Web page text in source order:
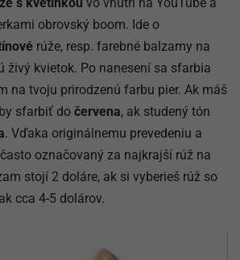
s kvetinkou vo vnútri na YouTube a
obrovský boom. Ide o
rúže, resp. farebné balzamy na
živý kvietok. Po nanesení sa sfarbia
na tvoju prirodzenú farbu pier. Ak máš
sfarbiť do červena, ak studený tón
. Vďaka originálnemu prevedeniu a
označovaný za najkrajší rúž na
stojí 2 doláre, ak si vyberieš rúž so
cca 4-5 dolárov.